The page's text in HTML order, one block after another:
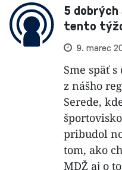
5
tento
9. marec
Sme späť
z nášho
Serede,
pribudol
tom, ako
MDŽ aj o